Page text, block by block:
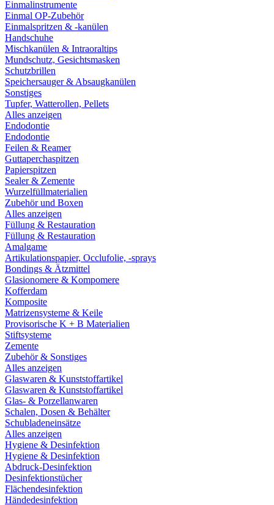
Einmalinstrumente
Einmal OP-Zubehör
Einmalspritzen & -kanülen
Handschuhe
Mischkanülen & Intraoraltips
Mundschutz, Gesichtsmasken
Schutzbrillen
Speichersauger & Absaugkanülen
Sonstiges
Tupfer, Watterollen, Pellets
Alles anzeigen
Endodontie
Endodontie
Feilen & Reamer
Guttaperchaspitzen
Papierspitzen
Sealer & Zemente
Wurzelfüllmaterialien
Zubehör und Boxen
Alles anzeigen
Füllung & Restauration
Füllung & Restauration
Amalgame
Artikulationspapier, Occlufolie, -sprays
Bondings & Ätzmittel
Glasionomere & Kompomere
Kofferdam
Komposite
Matrizensysteme & Keile
Provisorische K + B Materialien
Stiftsysteme
Zemente
Zubehör & Sonstiges
Alles anzeigen
Glaswaren & Kunststoffartikel
Glaswaren & Kunststoffartikel
Glas- & Porzellanwaren
Schalen, Dosen & Behälter
Schubladeneinsätze
Alles anzeigen
Hygiene & Desinfektion
Hygiene & Desinfektion
Abdruck-Desinfektion
Desinfektionstücher
Flächendesinfektion
Händedesinfektion